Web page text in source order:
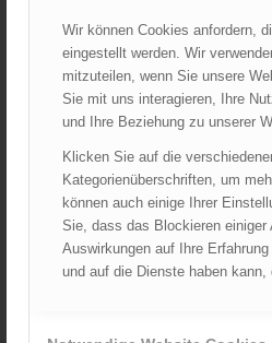
Wir können Cookies anfordern,
eingestellt werden. Wir
mitzuteilen, wenn Sie unsere
Sie mit uns interagieren, Ihre
und Ihre Beziehung zu unserer
Klicken Sie auf die
Kategorienüberschriften, um
können auch einige Ihrer
Sie, dass das Blockieren einiger
Auswirkungen auf Ihre
und auf die Dienste haben kann,
Ähnliche Produkte